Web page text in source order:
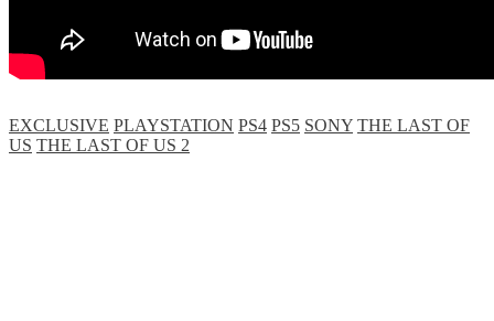
EXCLUSIVE PLAYSTATION PS4 PS5 SONY THE LAST OF
US THE LAST OF US 2